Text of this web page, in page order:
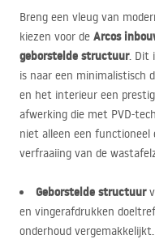
Breng een vleug van
kiezen voor de Arcos
geborstelde structuur. Dit
is naar een minimalistisch
en het interieur een
afwerking die met PVD-
niet alleen een functioneel
verfraaiing van de
Geborstelde structuur
en vingerafdrukken
onderhoud vergemakkelijkt.